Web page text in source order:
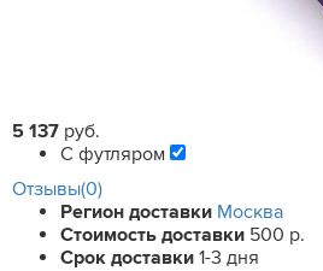
5 137 руб.
С футляром
Отзывы(0)
Регион доставки Москва
Стоимость доставки 500 р.
Срок доставки 1-3 дня